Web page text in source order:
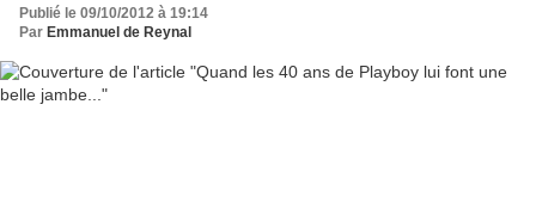
Publié le 09/10/2012 à 19:14
Par Emmanuel de Reynal